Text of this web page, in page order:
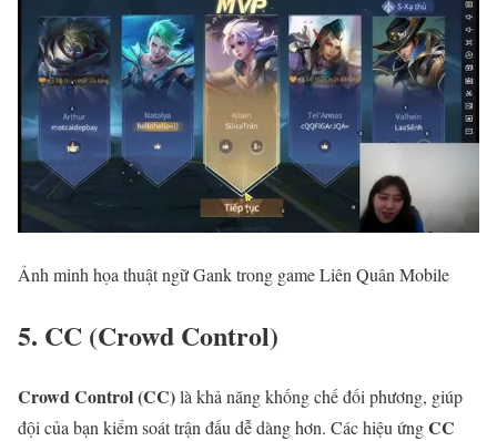
Ảnh minh họa thuật ngữ Gank trong game Liên Quân Mobile
5. CC (Crowd Control)
Crowd Control (CC)là khả năng khống chế đối phương, giúp
đội của bạn kiểm soát trận đấu dễ dàng hơn. Các hiệu ứngCC